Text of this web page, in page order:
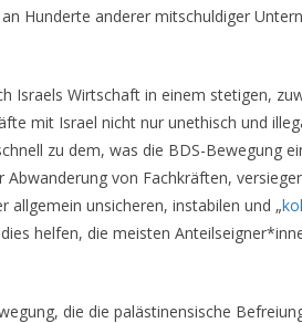
Hunderte anderer mitschuldiger
Israels Wirtschaft in einem stetigen,
mit Israel nicht nur unethisch und
zu dem, was die BDS-Bewegung
Abwanderung von Fachkräften,
allgemein unsicheren, instabilen und „
helfen, die meisten
die die palästinensische